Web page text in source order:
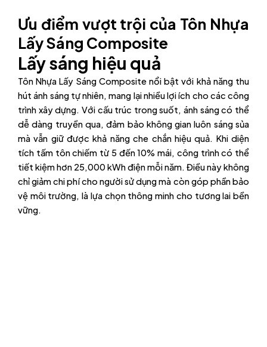
Ưu điểm vượt trội của Tôn Nhựa
Lấy Sáng Composite
Lấy sáng hiệu quả
Tôn Nhựa Lấy Sáng Composite nổi bật với khả năng thu
hút ánh sáng tự nhiên, mang lại nhiều lợi ích cho các công
trình xây dựng. Với cấu trúc trong suốt, ánh sáng có thể
dễ dàng truyền qua, đảm bảo không gian luôn sáng sủa
mà vẫn giữ được khả năng che chắn hiệu quả. Khi diện
tích tấm tôn chiếm từ 5 đến 10% mái, công trình có thể
tiết kiệm hơn 25,000 kWh điện mỗi năm. Điều này không
chỉ giảm chi phí cho người sử dụng mà còn góp phần bảo
vệ môi trường, là lựa chọn thông minh cho tương lai bền
vững.